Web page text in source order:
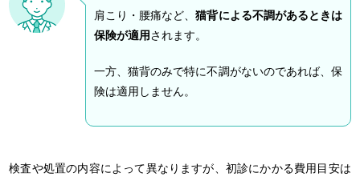
肩こり・腰痛など、猫背による不調があるときは
保険が適用されます。
一方、猫背のみで特に不調がないのであれば、保
険は適用しません。
検査や処置の内容によって異なりますが、初診にかかる費用目安は